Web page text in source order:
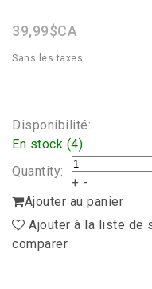
39,99$CA
Sans les taxes
Disponibilité:
En stock (4)
Quantity:
+ -
Ajouter au panier
Ajouter à la liste de
comparer